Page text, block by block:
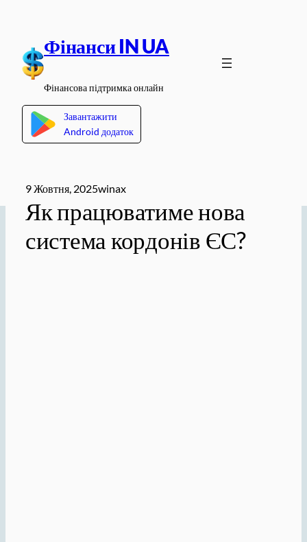
вмісту
Фінанси IN UA
Фінансова підтримка онлайн
Завантажити
Android додаток
9 Жовтня, 2025winax
Як працюватиме нова
система кордонів ЄС?